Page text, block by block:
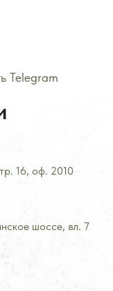
Telegram
16, оф. 2010
шоссе, вл. 7